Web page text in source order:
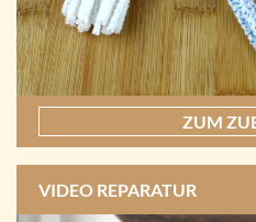
ZUM
VIDEO REPARATUR